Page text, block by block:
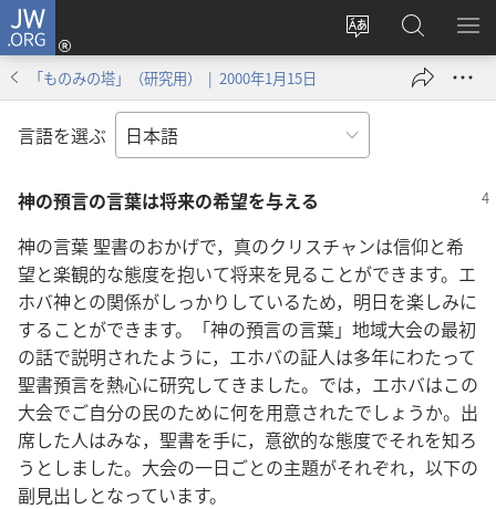
JW.ORG
サ
ト
の
言
変
え
る
ロ
グ
ン
し
ブ
で
開
く）
JW.ORG
の
検
メ
を
「ものみの塔」（研究用） | 2000年1月15日
言語を選ぶ
神の預言の言葉は将来の希望を与える
神の言葉 聖書のおかげで，真のクリスチャンは信仰と希
望と楽観的な態度を抱いて将来を見ることができます。エ
ホバ神との関係がしっかりしているため，明日を楽しみに
することができます。「神の預言の言葉」地域大会の最初
の話で説明されたように，エホバの証人は多年にわたって
聖書預言を熱心に研究してきました。では，エホバはこの
大会でご自分の民のために何を用意されたでしょうか。出
席した人はみな，聖書を手に，意欲的な態度でそれを知ろ
うとしました。大会の一日ごとの主題がそれぞれ，以下の
副見出しとなっています。